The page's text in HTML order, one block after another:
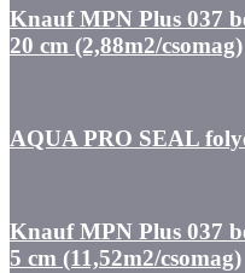
Knauf MPN Plus 037
20 cm (2,88m2/csomag)
AQUA PRO SEAL
Knauf MPN Plus 037
5 cm (11,52m2/csomag)